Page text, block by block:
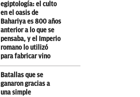
egiptología: el culto
en el oasis de
Bahariya es 800 años
anterior a lo que se
pensaba, y el Imperio
romano lo utilizó
para fabricar vino
Batallas que se
ganaron gracias a
una simple